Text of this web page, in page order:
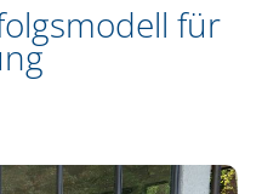
Fortbildung
für